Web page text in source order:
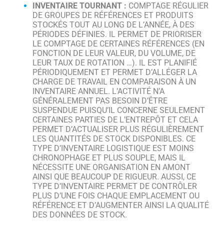
INVENTAIRE TOURNANT : COMPTAGE RÉGULIER
DE GROUPES DE RÉFÉRENCES ET PRODUITS
STOCKÉS TOUT AU LONG DE L’ANNÉE, À DES
PÉRIODES DÉFINIES. IL PERMET DE PRIORISER
LE COMPTAGE DE CERTAINES RÉFÉRENCES (EN
FONCTION DE LEUR VALEUR, DU VOLUME, DE
LEUR TAUX DE ROTATION …). IL EST PLANIFIÉ
PÉRIODIQUEMENT ET PERMET D’ALLÉGER LA
CHARGE DE TRAVAIL EN COMPARAISON À UN
INVENTAIRE ANNUEL. L’ACTIVITÉ N’A
GÉNÉRALEMENT PAS BESOIN D’ÊTRE
SUSPENDUE PUISQU’IL CONCERNE SEULEMENT
CERTAINES PARTIES DE L’ENTREPÔT ET CELA
PERMET D’ACTUALISER PLUS RÉGULIÈREMENT
LES QUANTITÉS DE STOCK DISPONIBLES. CE
TYPE D’INVENTAIRE LOGISTIQUE EST MOINS
CHRONOPHAGE ET PLUS SOUPLE, MAIS IL
NÉCESSITE UNE ORGANISATION EN AMONT
AINSI QUE BEAUCOUP DE RIGUEUR. AUSSI, CE
TYPE D’INVENTAIRE PERMET DE CONTRÔLER
PLUS D’UNE FOIS CHAQUE EMPLACEMENT OU
RÉFÉRENCE ET D’AUGMENTER AINSI LA QUALITÉ
DES DONNÉES DE STOCK.